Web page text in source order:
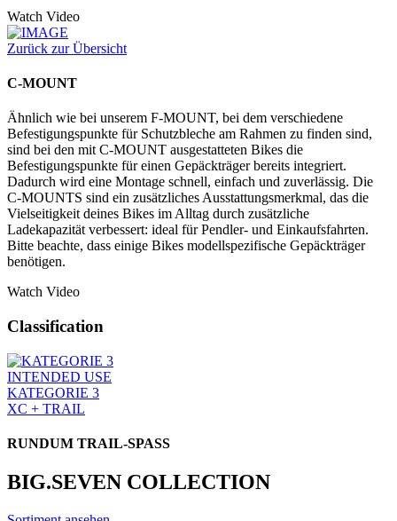
Watch Video
Zurück zur Übersicht
C-MOUNT
Ähnlich wie bei unserem F-MOUNT, bei dem verschiedene
Befestigungspunkte für Schutzbleche am Rahmen zu finden sind,
sind bei den mit C-MOUNT ausgestatteten Bikes die
Befestigungspunkte für einen Gepäckträger bereits integriert.
Dadurch wird eine Montage schnell, einfach und zuverlässig. Die
C-MOUNTS sind ein zusätzliches Ausstattungsmerkmal, das die
Vielseitigkeit deines Bikes im Alltag durch zusätzliche
Ladekapazität verbessert: ideal für Pendler- und Einkaufsfahrten.
Bitte beachte, dass einige Bikes modellspezifische Gepäckträger
benötigen.
Watch Video
Classification
INTENDED USE
KATEGORIE 3
XC + TRAIL
RUNDUM TRAIL-SPASS
BIG.SEVEN COLLECTION